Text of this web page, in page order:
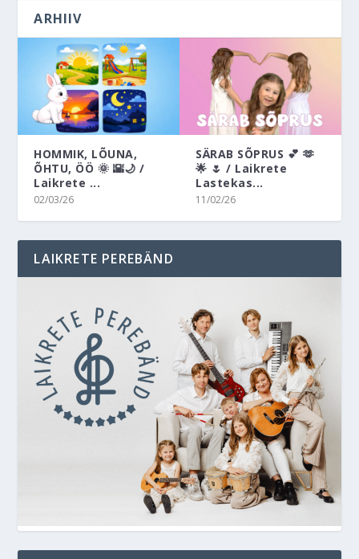
ARHIIV
HOMMIK, LÕUNA,
ÕHTU, ÖÖ 🌞 🌇🌙 /
Laikrete ...
02/03/26
SÄRAB SÕPRUS 💕 🫶
🌟 🌷 / Laikrete
Lastekas...
11/02/26
LAIKRETE PEREBÄND